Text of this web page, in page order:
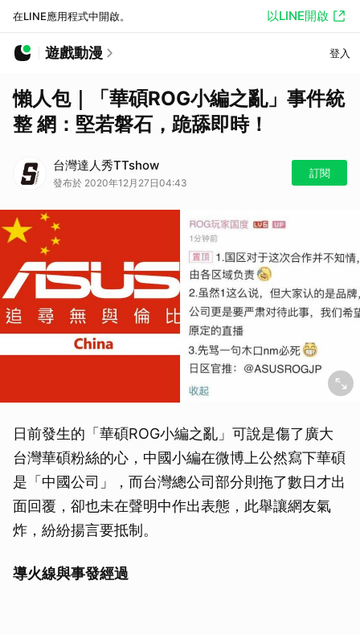
在LINE應用程式中開啟。 以LINE開啟
遊戲動漫 登入
懶人包｜「華碩ROG小編之亂」事件統
整 網：堅若磐石，跪舔即時！
台灣達人秀TTshow
發布於 2020年12月27日04:43
訂閱
日前發生的「華碩ROG小編之亂」可說是傷了廣大
台灣華碩粉絲的心，中國小編在微博上公然寫下華碩
是「中國公司」，而台灣總公司部分則拖了數日才出
面回覆，卻也未在聲明中作出表態，此舉讓網友氣
炸，紛紛揚言要抵制。
導火線與事發經過